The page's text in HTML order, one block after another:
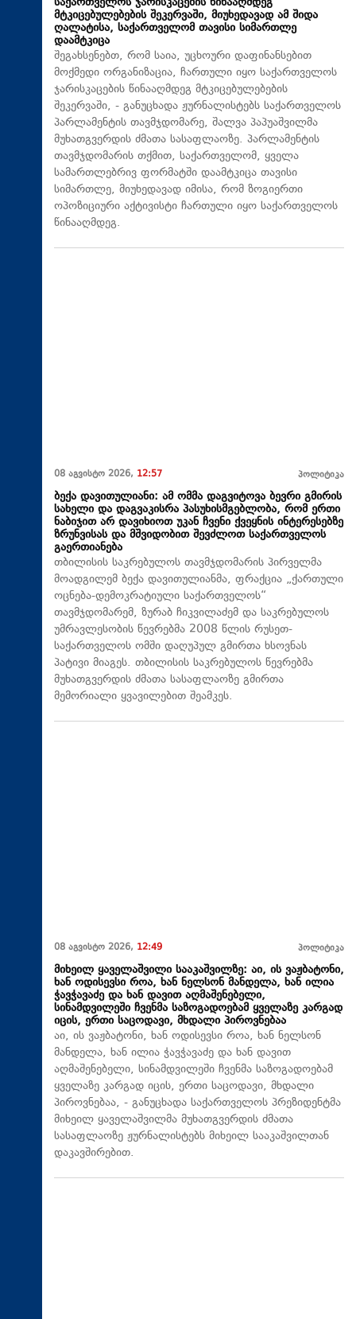
მტკიცებულებების შეკერვაში, მიუხედავად ამ შიდა
ღალატისა, საქართველომ თავისი სიმართლე
დაამტკიცა
შეგახსენებთ, რომ საია, უცხოური დაფინანსებით
მოქმედი ორგანიზაცია, ჩართული იყო საქართველოს
ჯარისკაცების წინააღმდეგ მტკიცებულებების
შეკერვაში, - განუცხადა ჟურნალისტებს საქართველოს
პარლამენტის თავმჯდომარე, შალვა პაპუაშვილმა
მუხათგვერდის ძმათა სასაფლაოზე. პარლამენტის
თავმჯდომარის თქმით, საქართველომ, ყველა
სამართლებრივ ფორმატში დაამტკიცა თავისი
სიმართლე, მიუხედავად იმისა, რომ ზოგიერთი
ოპოზიციური აქტივისტი ჩართული იყო საქართველოს
წინააღმდეგ.
08 აგვისტო 2026, 12:57 პოლიტიკა
ბექა დავითულიანი: ამ ომმა დაგვიტოვა ბევრი გმირის
სახელი და დაგვაკისრა პასუხისმგებლობა, რომ ერთი
ნაბიჯით არ დავიხიოთ უკან ჩვენი ქვეყნის ინტერესებზე
ზრუნვისას და მშვიდობით შევძლოთ საქართველოს
გაერთიანება
თბილისის საკრებულოს თავმჯდომარის პირველმა
მოადგილემ ბექა დავითულიანმა, ფრაქცია „ქართული
ოცნება-დემოკრატიული საქართველოს“
თავმჯდომარემ, ზურაბ ჩიკვილაძემ და საკრებულოს
უმრავლესობის წევრებმა 2008 წლის რუსეთ-
საქართველოს ომში დაღუპულ გმირთა ხსოვნას
პატივი მიაგეს. თბილისის საკრებულოს წევრებმა
მუხათგვერდის ძმათა სასაფლაოზე გმირთა
მემორიალი ყვავილებით შეამკეს.
08 აგვისტო 2026, 12:49 პოლიტიკა
მიხეილ ყაველაშვილი სააკაშვილზე: აი, ის ვაჟბატონი,
ხან ოდისევსი როა, ხან ნელსონ მანდელა, ხან ილია
ჭავჭავაძე და ხან დავით აღმაშენებელი,
სინამდვილეში ჩვენმა საზოგადოებამ ყველაზე კარგად
იცის, ერთი საცოდავი, მხდალი პიროვნებაა
აი, ის ვაჟბატონი, ხან ოდისევსი როა, ხან ნელსონ
მანდელა, ხან ილია ჭავჭავაძე და ხან დავით
აღმაშენებელი, სინამდვილეში ჩვენმა საზოგადოებამ
ყველაზე კარგად იცის, ერთი საცოდავი, მხდალი
პიროვნებაა, - განუცხადა საქართველოს პრეზიდენტმა
მიხეილ ყაველაშვილმა მუხათგვერდის ძმათა
სასაფლაოზე ჟურნალისტებს მიხეილ სააკაშვილთან
დაკავშირებით.